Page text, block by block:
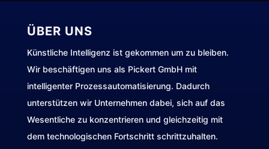
ÜBER UNS
Künstliche Intelligenz ist gekommen um zu bleiben.
Wir beschäftigen uns als Pickert GmbH mit
intelligenter Prozessautomatisierung. Dadurch
unterstützen wir Unternehmen dabei, sich auf das
Wesentliche zu konzentrieren und gleichzeitig mit
dem technologischen Fortschritt schrittzuhalten.